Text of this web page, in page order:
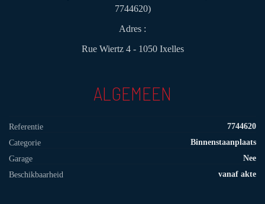
7744620)
Adres :
Rue Wiertz 4 - 1050 Ixelles
ALGEMEEN
Referentie
7744620
Categorie
Binnenstaanplaats
Garage
Nee
Beschikbaarheid
vanaf akte